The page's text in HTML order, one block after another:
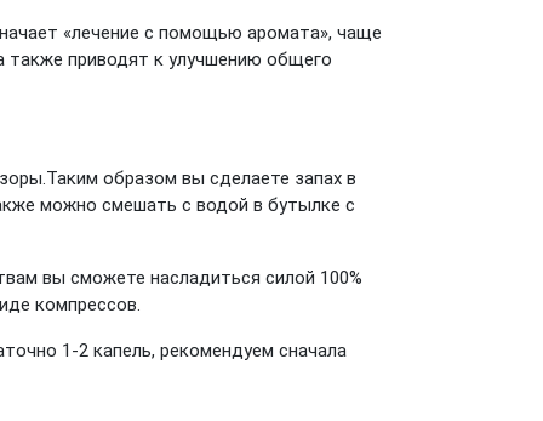
«лечение с помощью аромата», чаще
приводят к улучшению общего
образом вы сделаете запах в
можно смешать с водой в бутылке с
вы сможете насладиться силой 100%
компрессов.
1-2 капель, рекомендуем сначала